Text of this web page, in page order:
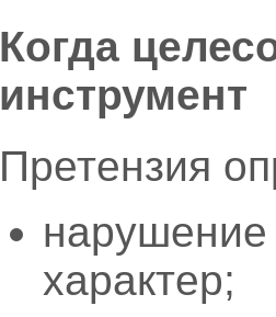
Когда
инструмент
Претензия
характер;